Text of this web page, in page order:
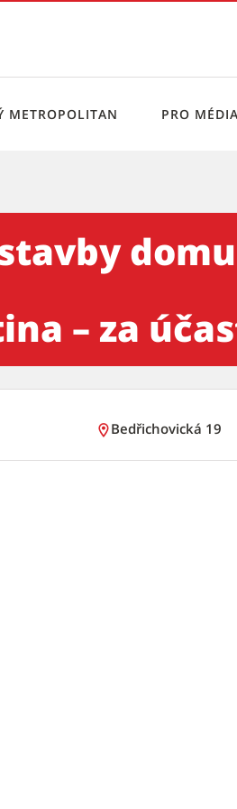
s
METROPOLITAN PRO MÉDIA
– za
Bedřichovická 19